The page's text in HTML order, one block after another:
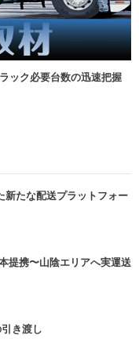
ック必要台数の迅速把握
たな配送プラットフォー
提携〜山陰エリアへ実運送
き渡し